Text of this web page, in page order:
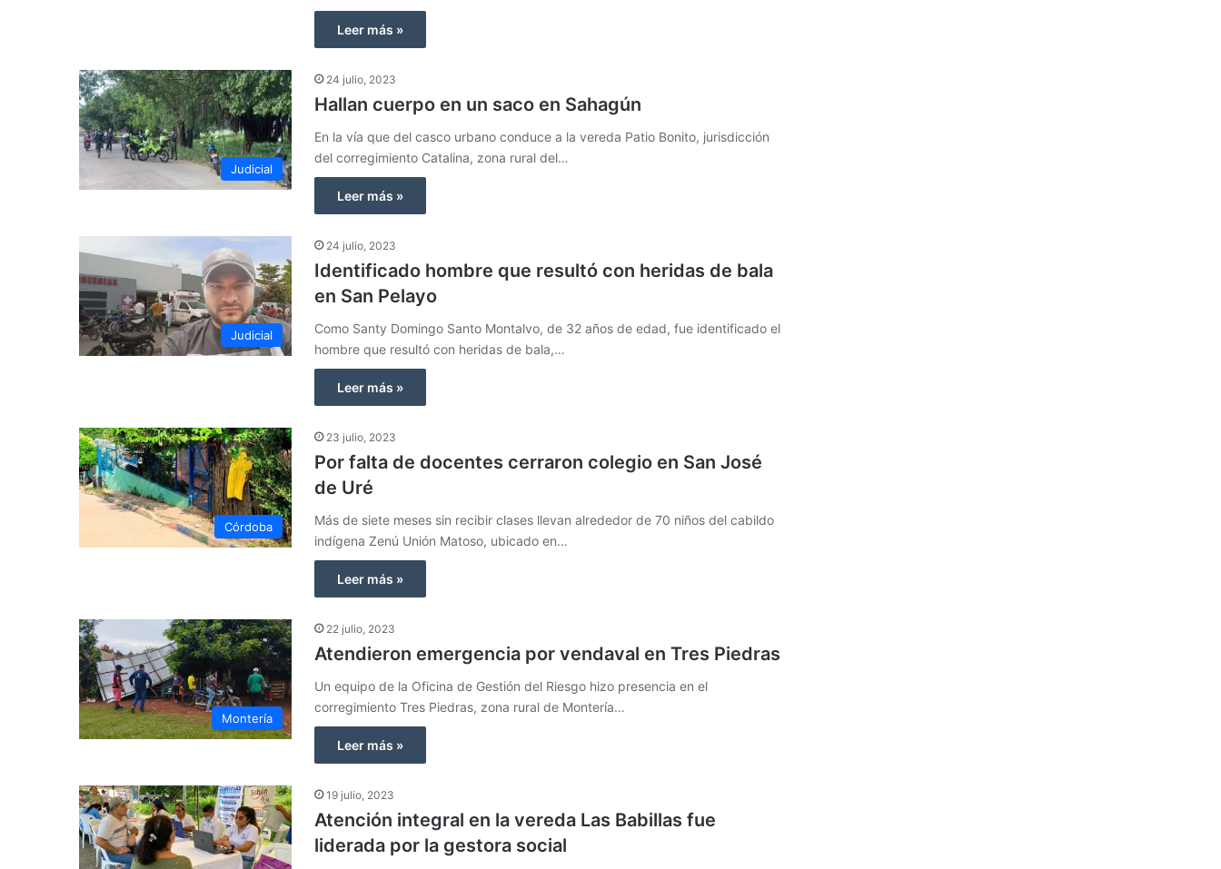
Leer más »
Judicial
24 julio, 2023
Hallan cuerpo en un saco en Sahagún
En la vía que del casco urbano conduce a la vereda Patio Bonito, jurisdicción
del corregimiento Catalina, zona rural del…
Leer más »
Judicial
24 julio, 2023
Identificado hombre que resultó con heridas de bala
en San Pelayo
Como Santy Domingo Santo Montalvo, de 32 años de edad, fue identificado el
hombre que resultó con heridas de bala,…
Leer más »
Córdoba
23 julio, 2023
Por falta de docentes cerraron colegio en San José
de Uré
Más de siete meses sin recibir clases llevan alrededor de 70 niños del cabildo
indígena Zenú Unión Matoso, ubicado en…
Leer más »
Montería
22 julio, 2023
Atendieron emergencia por vendaval en Tres Piedras
Un equipo de la Oficina de Gestión del Riesgo hizo presencia en el
corregimiento Tres Piedras, zona rural de Montería…
Leer más »
19 julio, 2023
Atención integral en la vereda Las Babillas fue
liderada por la gestora social